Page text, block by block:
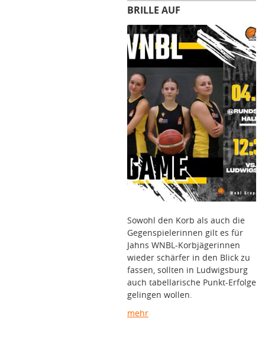
BRILLE AUF
Sowohl den Korb als auch die
Gegenspielerinnen gilt es für
Jahns WNBL-Korbjägerinnen
wieder schärfer in den Blick zu
fassen, sollten in Ludwigsburg
auch tabellarische Punkt-Erfolge
gelingen wollen.
mehr